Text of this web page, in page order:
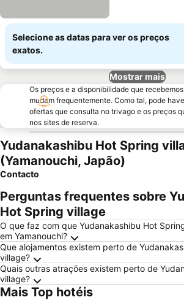
Selecione as datas para ver os preços
exatos.
Mostrar mais
Os preços e a disponibilidade que
mudam frequentemente. Como tal, pode
ofertas que consulta no trivago e os preços
nos sites de reserva.
Yudanakashibu Hot Spring
(Yamanouchi, Japão)
Contacto
Perguntas frequentes sobre
Hot Spring village
O que faz com que Yudanakashibu Hot
em Yamanouchi?
Que alojamentos existem perto de
village?
Quais outras atrações existem perto de
village?
Mais Top hotéis